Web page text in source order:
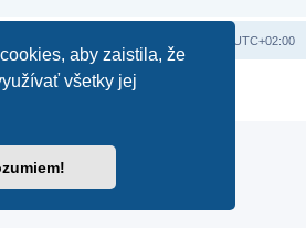
aby zaistila, že
všetky jej
UTC+02:00
® Forum Software © phpBB Limited